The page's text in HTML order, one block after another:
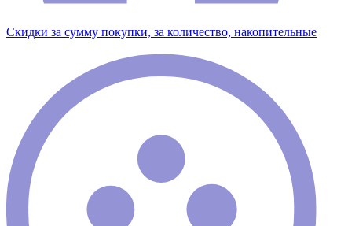
Скидки за сумму покупки, за количество, накопительные